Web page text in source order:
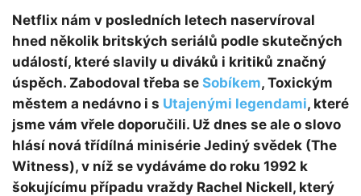
Netflix nám v posledních letech naservíroval
hned několik britských seriálů podle skutečných
událostí, které slavily u diváků i kritiků značný
úspěch. Zabodoval třeba se Sobíkem, Toxickým
městem a nedávno i s Utajenými legendami, které
jsme vám vřele doporučili. Už dnes se ale o slovo
hlásí nová třídílná minisérie Jediný svědek (The
Witness), v níž se vydáváme do roku 1992 k
šokujícímu případu vraždy Rachel Nickell, který